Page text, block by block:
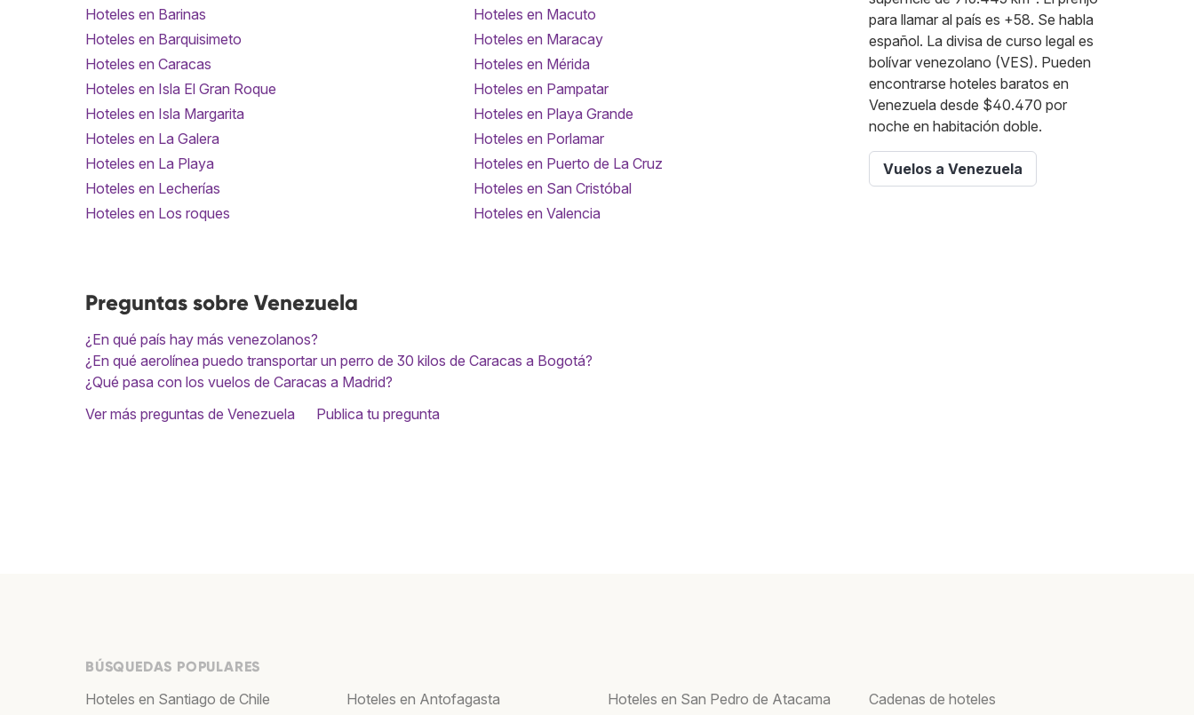
Hoteles en Barinas
Hoteles en Barquisimeto
Hoteles en Caracas
Hoteles en Isla El Gran Roque
Hoteles en Isla Margarita
Hoteles en La Galera
Hoteles en La Playa
Hoteles en Lecherías
Hoteles en Los roques
Hoteles en Macuto
Hoteles en Maracay
Hoteles en Mérida
Hoteles en Pampatar
Hoteles en Playa Grande
Hoteles en Porlamar
Hoteles en Puerto de La Cruz
Hoteles en San Cristóbal
Hoteles en Valencia
Preguntas sobre Venezuela
¿En qué país hay más venezolanos?
¿En qué aerolínea puedo transportar un perro de 30 kilos de Caracas a Bogotá?
¿Qué pasa con los vuelos de Caracas a Madrid?
Ver más preguntas de Venezuela
Publica tu pregunta
para llamar al país es +58. Se habla
español. La divisa de curso legal es
bolívar venezolano (VES). Pueden
encontrarse hoteles baratos en
Venezuela desde $40.470 por
noche en habitación doble.
Vuelos a Venezuela
BÚSQUEDAS POPULARES
Hoteles en Santiago de Chile
Hoteles en Antofagasta
Hoteles en San Pedro de Atacama
Cadenas de hoteles